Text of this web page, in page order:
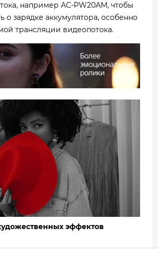
например AC-PW20AM, чтобы
о зарядке аккумулятора, особенно
трансляции видеопотока.
эффектов
настроек можно достичь
эффекта. Для этого